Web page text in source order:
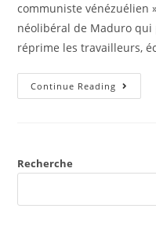
communiste vénézuélien
néolibéral de Maduro qui
réprime les travailleurs,
Continue Reading
Recherche